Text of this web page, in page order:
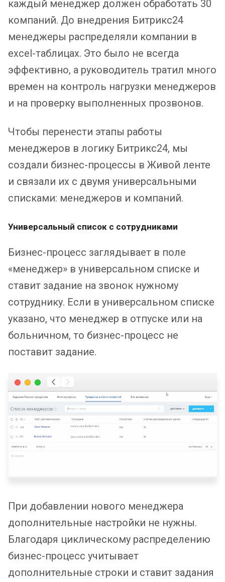
каждый менеджер должен обработать 30
компаний. До внедрения Битрикс24
менеджеры распределяли компании в
excel-таблицах. Это было не всегда
эффективно, а руководитель тратил много
времен на контроль нагрузки менеджеров
и на проверку выполненных прозвонов.
Чтобы перенести этапы работы
менеджеров в логику Битрикс24, мы
создали бизнес-процессы в Живой ленте
и связали их с двумя универсальными
списками: менеджеров и компаний.
Универсальный список с сотрудниками
Бизнес-процесс заглядывает в поле
«менеджер» в универсальном списке и
ставит задание на звонок нужному
сотруднику. Если в универсальном списке
указано, что менеджер в отпуске или на
больничном, то бизнес-процесс не
поставит задание.
При добавлении нового менеджера
дополнительные настройки не нужны.
Благодаря циклическому распределению
бизнес-процесс учитывает
дополнительные строки и ставит задания